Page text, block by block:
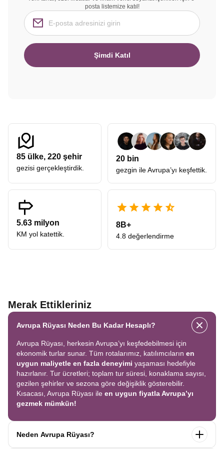
posta listemize katıl!
Şimdi Katıl
85 ülke, 220 şehir
gezisi gerçekleştirdik.
20 bin
gezgin ile Avrupa’yı keşfettik.
5.63 milyon
KM yol katettik.
8B+
4.8 değerlendirme
Merak Ettikleriniz
Avrupa Rüyası Neden Bu Kadar Hesaplı?
Avrupa Rüyası, herkesin Avrupa’yı keşfedebilmesi için
ekonomik turlar sunar. Tüm rotalarımız, katılımcıların en
uygun maliyetle en fazla deneyimi yaşaması hedefiyle
hazırlanır. Tur ücretleri; toplam tur süresi, konaklama sayısı,
gezilen şehirler ve sezona göre değişiklik gösterebilir.
Kısacası, Avrupa Rüyası ile en uygun fiyatla Avrupa’yı
gezmek mümkün!
Neden Avrupa Rüyası?